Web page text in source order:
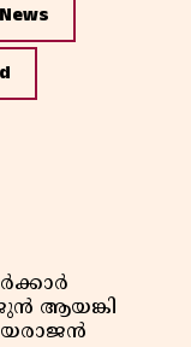
News
ആയങ്കി